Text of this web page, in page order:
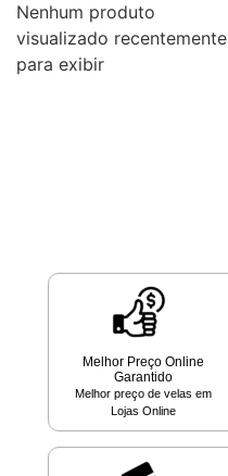
Nenhum produto
visualizado recentemente
para exibir
Melhor Preço Online
Garantido
Melhor preço de velas em
Lojas Online